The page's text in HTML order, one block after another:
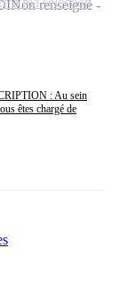
: Au sein
êtes chargé de
Non renseigné